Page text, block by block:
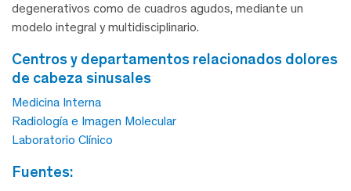
degenerativos como de cuadros agudos, mediante un
modelo integral y multidisciplinario.
centros y departamentos relacionados dolores
de cabeza sinusales
Medicina Interna
Radiología e Imagen Molecular
Laboratorio Clínico
fuentes: